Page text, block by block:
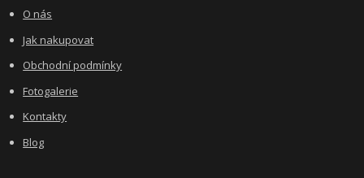
O nás
Jak nakupovat
Obchodní podmínky
Fotogalerie
Kontakty
Blog